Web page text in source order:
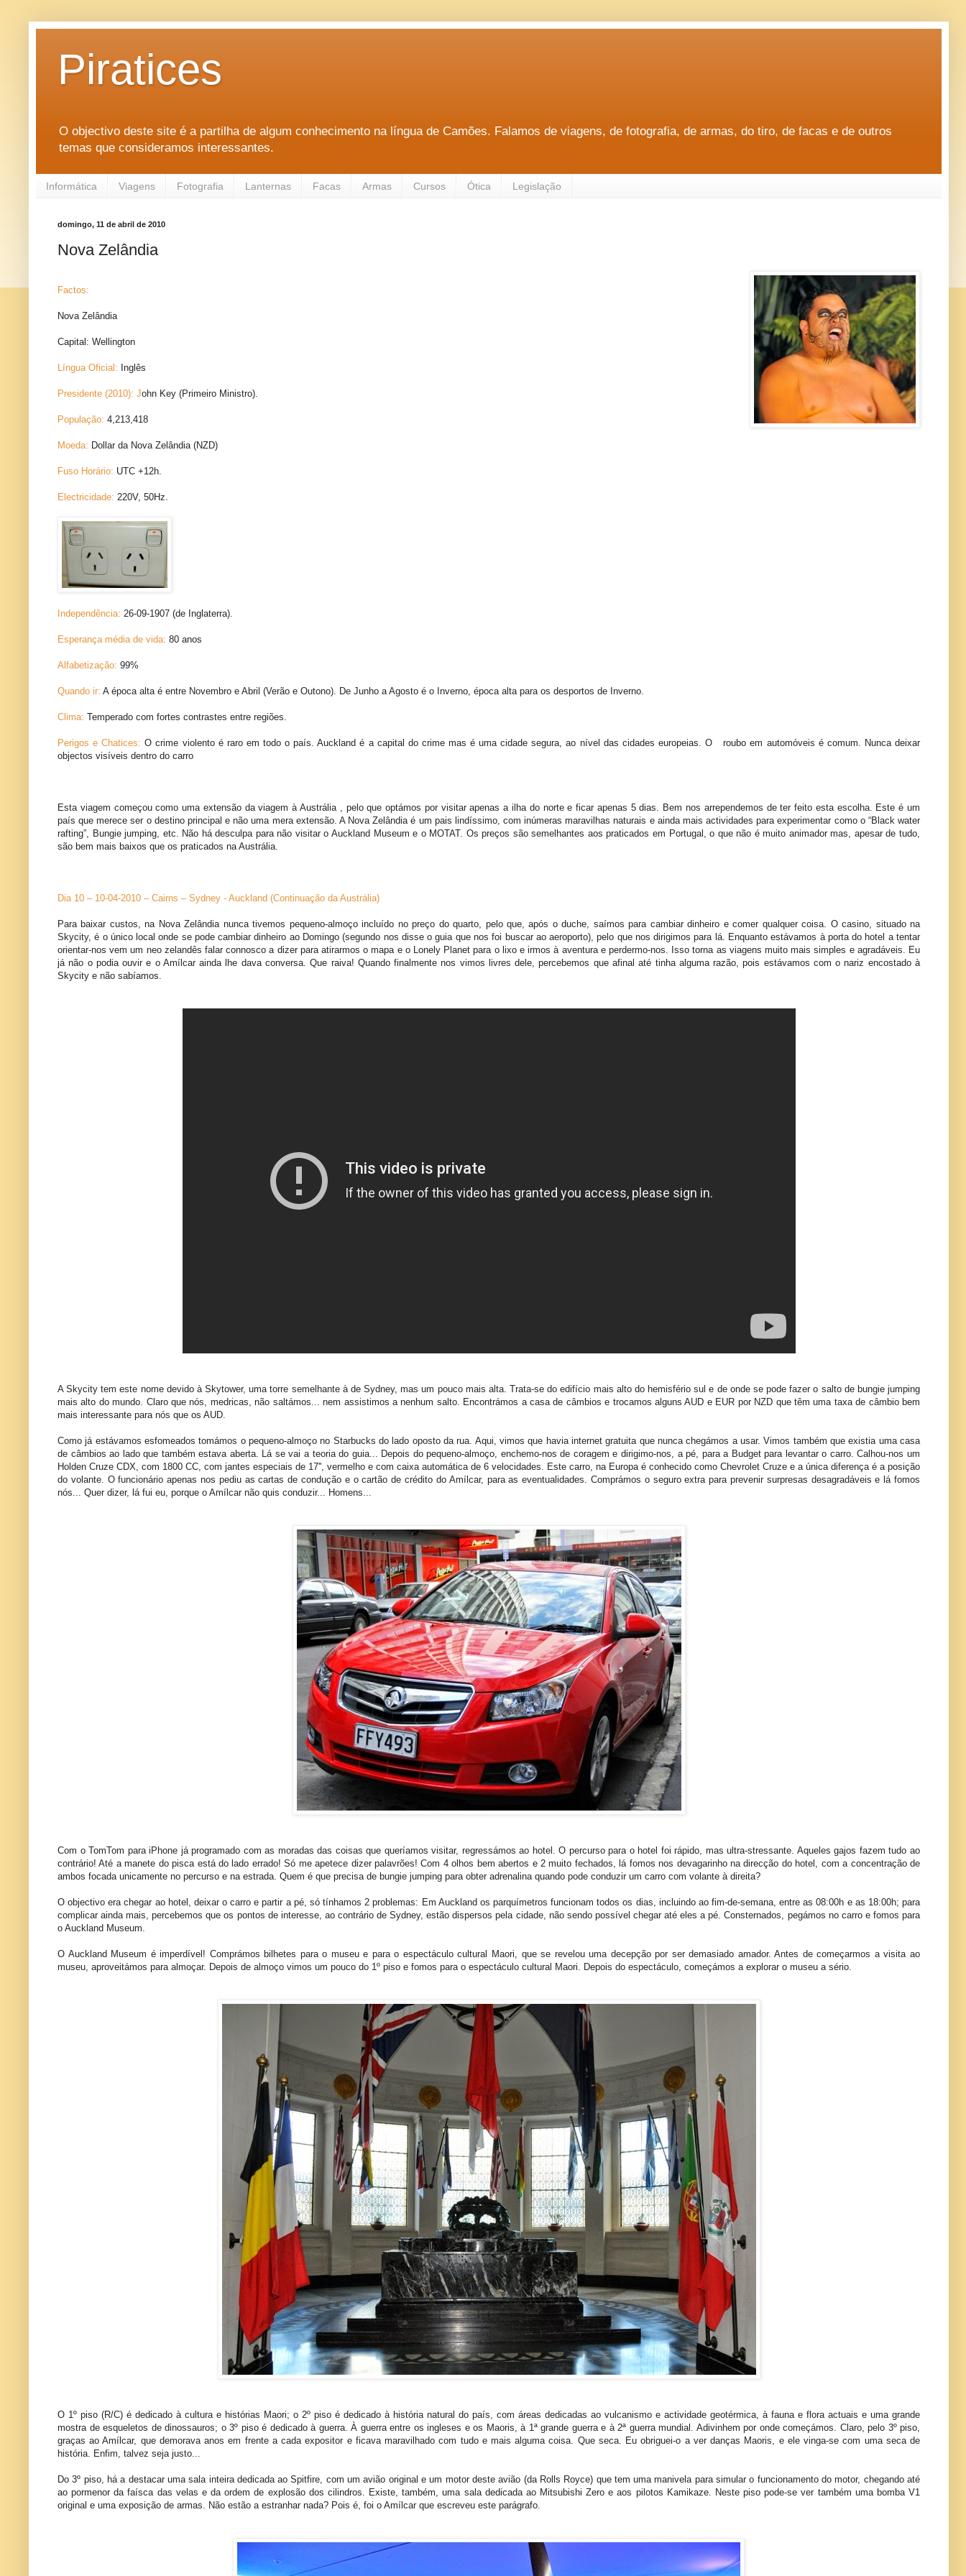
Piratices
O objectivo deste site é a partilha de algum conhecimento na língua de Camões. Falamos de viagens, de fotografia, de armas, do tiro, de facas e de outros
temas que consideramos interessantes.
Informática Viagens Fotografia Lanternas Facas Armas Cursos Ótica Legislação
domingo, 11 de abril de 2010
Nova Zelândia
Factos:
Nova Zelândia
Capital: Wellington
Língua Oficial: Inglês
Presidente (2010): John Key (Primeiro Ministro).
População: 4,213,418
Moeda: Dollar da Nova Zelândia (NZD)
Fuso Horário: UTC +12h.
Electricidade: 220V, 50Hz.
Independência: 26-09-1907 (de Inglaterra).
Esperança média de vida: 80 anos
Alfabetização: 99%
Quando ir: A época alta é entre Novembro e Abril (Verão e Outono). De Junho a Agosto é o Inverno, época alta para os desportos de Inverno.
Clima: Temperado com fortes contrastes entre regiões.
Perigos e Chatices: O crime violento é raro em todo o país. Auckland é a capital do crime mas é uma cidade segura, ao nível das cidades europeias. O roubo em automóveis é comum. Nunca deixar
objectos visíveis dentro do carro
Esta viagem começou como uma extensão da viagem à Austrália , pelo que optámos por visitar apenas a ilha do norte e ficar apenas 5 dias. Bem nos arrependemos de ter feito esta escolha. Este é um
país que merece ser o destino principal e não uma mera extensão. A Nova Zelândia é um pais lindíssimo, com inúmeras maravilhas naturais e ainda mais actividades para experimentar como o “Black water
rafting”, Bungie jumping, etc. Não há desculpa para não visitar o Auckland Museum e o MOTAT. Os preços são semelhantes aos praticados em Portugal, o que não é muito animador mas, apesar de tudo,
são bem mais baixos que os praticados na Austrália.
Dia 10 – 10-04-2010 – Cairns – Sydney - Auckland (Continuação da Austrália)
Para baixar custos, na Nova Zelândia nunca tivemos pequeno-almoço incluído no preço do quarto, pelo que, após o duche, saímos para cambiar dinheiro e comer qualquer coisa. O casino, situado na
Skycity, é o único local onde se pode cambiar dinheiro ao Domingo (segundo nos disse o guia que nos foi buscar ao aeroporto), pelo que nos dirigimos para lá. Enquanto estávamos à porta do hotel a tentar
orientar-nos vem um neo zelandês falar connosco a dizer para atirarmos o mapa e o Lonely Planet para o lixo e irmos à aventura e perdermo-nos. Isso torna as viagens muito mais simples e agradáveis. Eu
já não o podia ouvir e o Amílcar ainda lhe dava conversa. Que raiva! Quando finalmente nos vimos livres dele, percebemos que afinal até tinha alguma razão, pois estávamos com o nariz encostado à
Skycity e não sabíamos.
A Skycity tem este nome devido à Skytower, uma torre semelhante à de Sydney, mas um pouco mais alta. Trata-se do edifício mais alto do hemisfério sul e de onde se pode fazer o salto de bungie jumping
mais alto do mundo. Claro que nós, medricas, não saltámos... nem assistimos a nenhum salto. Encontrámos a casa de câmbios e trocamos alguns AUD e EUR por NZD que têm uma taxa de câmbio bem
mais interessante para nós que os AUD.
Como já estávamos esfomeados tomámos o pequeno-almoço no Starbucks do lado oposto da rua. Aqui, vimos que havia internet gratuita que nunca chegámos a usar. Vimos também que existia uma casa
de câmbios ao lado que também estava aberta. Lá se vai a teoria do guia... Depois do pequeno-almoço, enchemo-nos de coragem e dirigimo-nos, a pé, para a Budget para levantar o carro. Calhou-nos um
Holden Cruze CDX, com 1800 CC, com jantes especiais de 17'', vermelho e com caixa automática de 6 velocidades. Este carro, na Europa é conhecido como Chevrolet Cruze e a única diferença é a posição
do volante. O funcionário apenas nos pediu as cartas de condução e o cartão de crédito do Amílcar, para as eventualidades. Comprámos o seguro extra para prevenir surpresas desagradáveis e lá fomos
nós... Quer dizer, lá fui eu, porque o Amílcar não quis conduzir... Homens...
Com o TomTom para iPhone já programado com as moradas das coisas que queríamos visitar, regressámos ao hotel. O percurso para o hotel foi rápido, mas ultra-stressante. Aqueles gajos fazem tudo ao
contrário! Até a manete do pisca está do lado errado! Só me apetece dizer palavrões! Com 4 olhos bem abertos e 2 muito fechados, lá fomos nos devagarinho na direcção do hotel, com a concentração de
ambos focada unicamente no percurso e na estrada. Quem é que precisa de bungie jumping para obter adrenalina quando pode conduzir um carro com volante à direita?
O objectivo era chegar ao hotel, deixar o carro e partir a pé, só tínhamos 2 problemas: Em Auckland os parquímetros funcionam todos os dias, incluindo ao fim-de-semana, entre as 08:00h e as 18:00h; para
complicar ainda mais, percebemos que os pontos de interesse, ao contrário de Sydney, estão dispersos pela cidade, não sendo possível chegar até eles a pé. Consternados, pegámos no carro e fomos para
o Auckland Museum.
O Auckland Museum é imperdível! Comprámos bilhetes para o museu e para o espectáculo cultural Maori, que se revelou uma decepção por ser demasiado amador. Antes de começarmos a visita ao
museu, aproveitámos para almoçar. Depois de almoço vimos um pouco do 1º piso e fomos para o espectáculo cultural Maori. Depois do espectáculo, começámos a explorar o museu a sério.
O 1º piso (R/C) é dedicado à cultura e histórias Maori; o 2º piso é dedicado à história natural do país, com áreas dedicadas ao vulcanismo e actividade geotérmica, à fauna e flora actuais e uma grande
mostra de esqueletos de dinossauros; o 3º piso é dedicado à guerra. À guerra entre os ingleses e os Maoris, à 1ª grande guerra e à 2ª guerra mundial. Adivinhem por onde começámos. Claro, pelo 3º piso,
graças ao Amílcar, que demorava anos em frente a cada expositor e ficava maravilhado com tudo e mais alguma coisa. Que seca. Eu obriguei-o a ver danças Maoris, e ele vinga-se com uma seca de
história. Enfim, talvez seja justo...
Do 3º piso, há a destacar uma sala inteira dedicada ao Spitfire, com um avião original e um motor deste avião (da Rolls Royce) que tem uma manivela para simular o funcionamento do motor, chegando até
ao pormenor da faísca das velas e da ordem de explosão dos cilindros. Existe, também, uma sala dedicada ao Mitsubishi Zero e aos pilotos Kamikaze. Neste piso pode-se ver também uma bomba V1
original e uma exposição de armas. Não estão a estranhar nada? Pois é, foi o Amílcar que escreveu este parágrafo.